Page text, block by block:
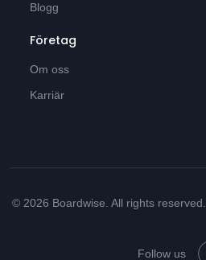
Blogg
Företag
Om oss
Karriär
© 2026 Boardwise. All rights reserved.
Follow us